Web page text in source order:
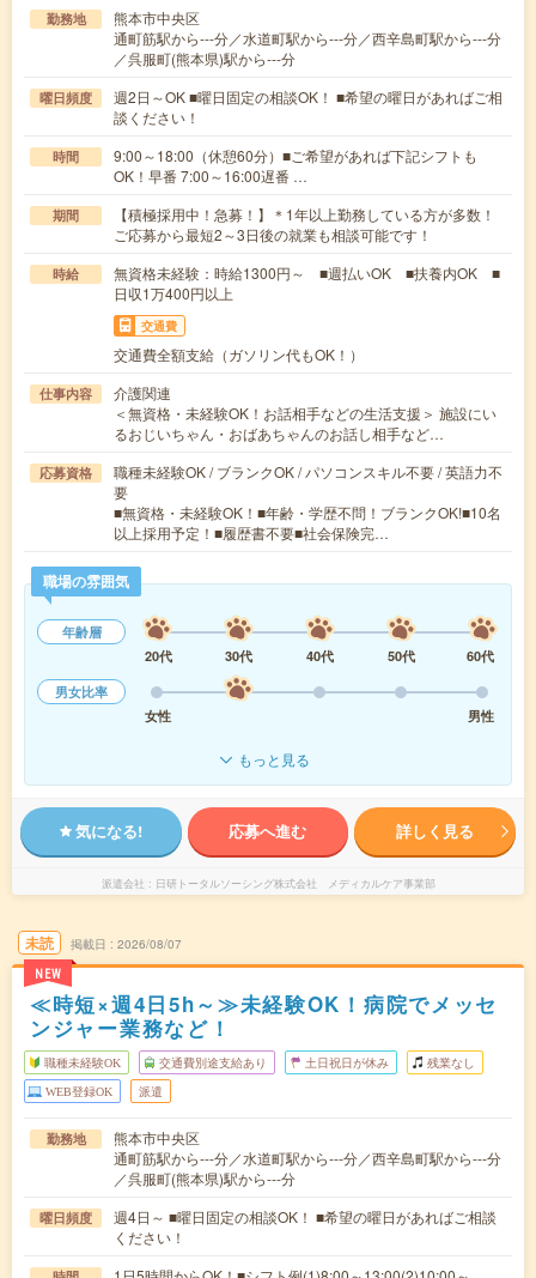
勤務地
熊本市中央区
通町筋駅から---分／水道町駅から---分／西辛島町駅から---分
／呉服町(熊本県)駅から---分
曜日頻度
週2日～OK ■曜日固定の相談OK！ ■希望の曜日があればご相
談ください！
時間
9:00～18:00（休憩60分）■ご希望があれば下記シフトも
OK！早番 7:00～16:00遅番 …
期間
【積極採用中！急募！】＊1年以上勤務している方が多数！
ご応募から最短2～3日後の就業も相談可能です！
時給
無資格未経験：時給1300円～ ■週払いOK ■扶養内OK ■
日収1万400円以上
交通費
交通費全額支給（ガソリン代もOK！）
仕事内容
介護関連
＜無資格・未経験OK！お話相手などの生活支援＞ 施設にい
るおじいちゃん・おばあちゃんのお話し相手など…
応募資格
職種未経験OK / ブランクOK / パソコンスキル不要 / 英語力不
要
■無資格・未経験OK！■年齢・学歴不問！ブランクOK!■10名
以上採用予定！■履歴書不要■社会保険完…
職場の雰囲気
年齢層
20代
30代 40代 50代
60代
男女比率
女性
男性
もっと見る
気になる! 応募へ進む 詳しく見る
派遣会社 日研トータルソーシング株式会社 メディカルケア事業部
未読
NEW
掲載日 2026/08/07
≪時短×週4日5h～≫未経験OK！病院でメッセ
ンジャー業務など！
職種未経験OK 交通費別途支給あり 土日祝日が休み 残業なし
WEB登録OK 派遣
勤務地
熊本市中央区
通町筋駅から---分／水道町駅から---分／西辛島町駅から---分
／呉服町(熊本県)駅から---分
曜日頻度
週4日～ ■曜日固定の相談OK！ ■希望の曜日があればご相談
ください！